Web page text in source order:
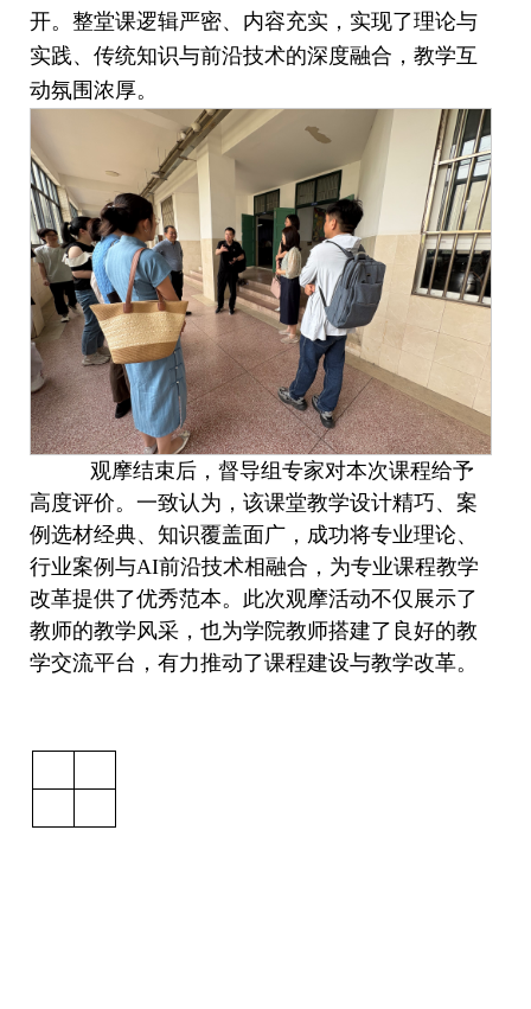
开。整堂课逻辑严密、内容充实，实现了理论与
实践、传统知识与前沿技术的深度融合，教学互
动氛围浓厚。
观摩结束后，督导组专家对本次课程给予
高度评价。一致认为，该课堂教学设计精巧、案
例选材经典、知识覆盖面广，成功将专业理论、
行业案例与AI前沿技术相融合，为专业课程教学
改革提供了优秀范本。此次观摩活动不仅展示了
教师的教学风采，也为学院教师搭建了良好的教
学交流平台，有力推动了课程建设与教学改革。